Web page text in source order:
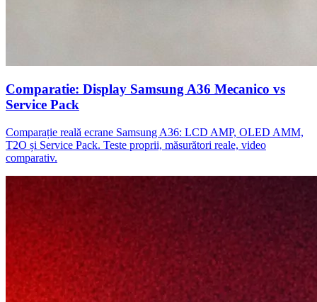
Comparatie: Display Samsung A36 Mecanico vs
Service Pack
Comparație reală ecrane Samsung A36: LCD AMP, OLED AMM,
T2O și Service Pack. Teste proprii, măsurători reale, video
comparativ.